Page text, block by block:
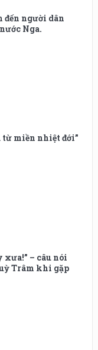
đến người dân
Nga.
từ miền nhiệt đới”
xưa!” – câu nói
Trâm khi gặp